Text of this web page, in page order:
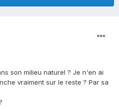
son milieu naturel ? Je n'en ai
vraiment sur le reste ? Par sa